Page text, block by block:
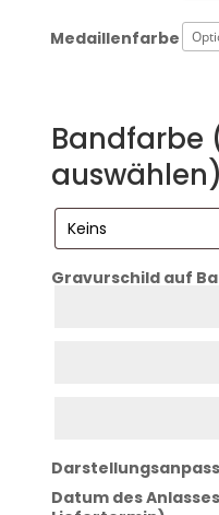
Medaillenfarbe
Bandfarbe
auswählen)
Gravurschild auf
Datum des